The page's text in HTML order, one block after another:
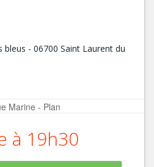
bleus - 06700 Saint Laurent du
à 19h30